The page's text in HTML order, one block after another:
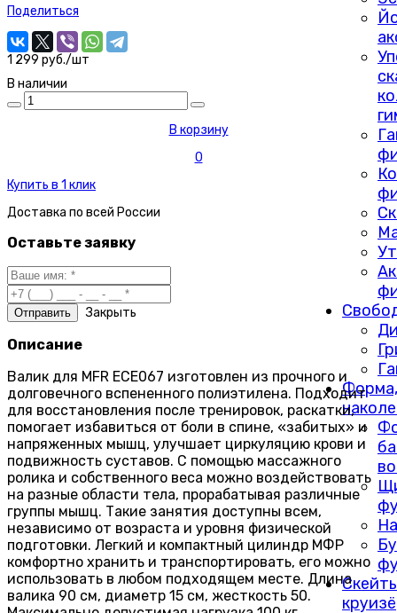
Поделиться
1 299 руб./шт
В наличии
В корзину
0
Купить в 1 клик
Доставка по всей России
Оставьте заявку
Закрыть
Описание
Валик для MFR ECE067 изготовлен из прочного и
долговечного вспененного полиэтилена. Подходит
для восстановления после тренировок, раскатки,
помогает избавиться от боли в спине, «забитых» и
напряженных мышц, улучшает циркуляцию крови и
подвижность суставов. С помощью массажного
ролика и собственного веса можно воздействовать
на разные области тела, прорабатывая различные
группы мышц. Такие занятия доступны всем,
независимо от возраста и уровня физической
подготовки. Легкий и компактный цилиндр МФР
комфортно хранить и транспортировать, его можно
использовать в любом подходящем месте. Длина
валика 90 см, диаметр 15 см, жесткость 50.